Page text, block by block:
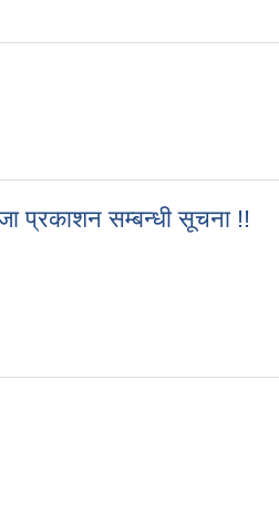
प्रकाशन सम्बन्धी सूचना !!